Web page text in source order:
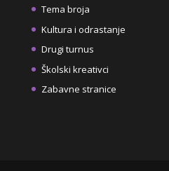
Tema broja
Kultura i odrastanje
Drugi turnus
Školski kreativci
Zabavne stranice